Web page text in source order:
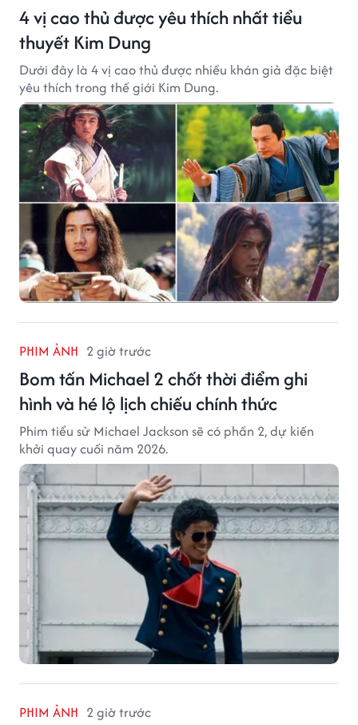
4 vị cao thủ được yêu thích nhất tiểu
thuyết Kim Dung
Dưới đây là 4 vị cao thủ được nhiều khán giả đặc biệt
yêu thích trong thế giới Kim Dung.
PHIM ẢNH 2 giờ trước
Bom tấn Michael 2 chốt thời điểm ghi
hình và hé lộ lịch chiếu chính thức
Phim tiểu sử Michael Jackson sẽ có phần 2, dự kiến
khởi quay cuối năm 2026.
PHIM ẢNH 2 giờ trước